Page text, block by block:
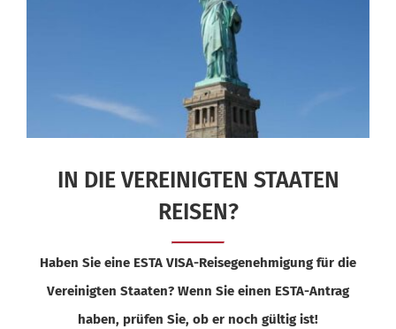
IN DIE VEREINIGTEN STAATEN
REISEN?
Haben Sie eine ESTA VISA-Reisegenehmigung für die
Vereinigten Staaten? Wenn Sie einen ESTA-Antrag
haben, prüfen Sie, ob er noch gültig ist!